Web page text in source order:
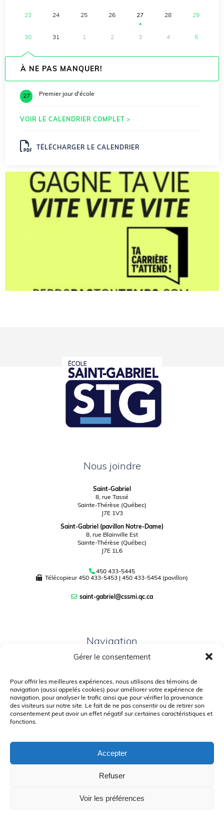
Gérer le consentement
Pour offrir les meilleures expériences, nous utilisons des témoins de
navigation (aussi appelés cookies) pour améliorer votre expérience de
navigation, pour analyser le trafic ainsi que pour vérifier la provenance
des visiteurs sur notre site. Le fait de ne pas consentir ou de retirer son
consentement peut avoir un effet négatif sur certaines caractéristiques et
fonctions.
Accepter
Refuser
Voir les préférences
23 24 25 26 27
●
28 29
30 31 1 2 3 4 5
À NE PAS MANQUER!
27 Premier jour d'école
VOIR LE CALENDRIER COMPLET >
TÉLÉCHARGER LE CALENDRIER
.
Nous joindre
Saint-Gabriel
8, rue Tassé
Sainte-Thérèse (Québec)
J7E 1V3
Saint-Gabriel (pavillon Notre-Dame)
8, rue Blainville Est
Sainte-Thérèse (Québec)
J7E 1L6
450 433-5445
Télécopieur450 433-5453| 450 433-5454 (pavillon)
saint-gabriel@cssmi.qc.ca
Navigation
PORTAIL PARENTS
PLAINTE – SERVICE À L’ÉLÈVE
POLITIQUE DE CONFIDENTIALITÉ
Le CSSMI autorise certaines intelligences artificielles contrôlées et